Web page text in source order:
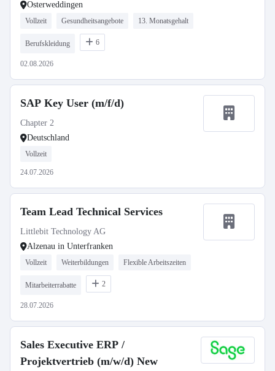
Osterweddingen
Vollzeit Gesundheitsangebote 13. Monatsgehalt
Berufskleidung 6
02.08.2026
SAP Key User (m/f/d)
Chapter 2
Deutschland
Vollzeit
24.07.2026
Team Lead Technical Services
Littlebit Technology AG
Alzenau in Unterfranken
Vollzeit Weiterbildungen Flexible Arbeitszeiten
Mitarbeiterrabatte 2
28.07.2026
Sales Executive ERP /
Projektvertrieb (m/w/d) New